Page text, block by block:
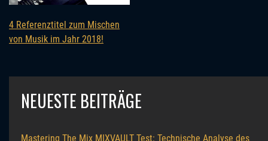
4 Referenztitel zum Mischen
von Musik im Jahr 2018!
NEUESTE BEITRÄGE
Mastering The Mix MIXVAULT Test: Technische Analyse des